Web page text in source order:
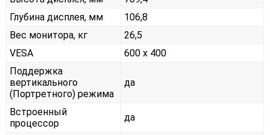
Глубина дисплея, мм
106,8
Вес монитора, кг
26,5
VESA
600 x 400
Поддержка
вертикального
(Портретного) режима
да
Встроенный
процессор
да